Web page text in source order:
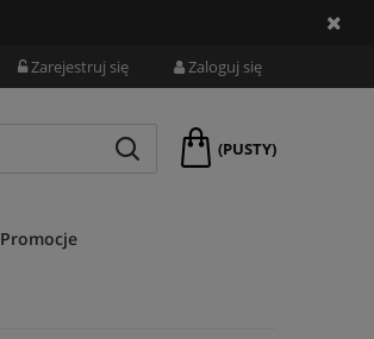
Zarejestruj się Zaloguj się
(PUSTY)
Promocje